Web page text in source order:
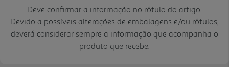
Deve confirmar a informação no rótulo do artigo.
Devido a possíveis alterações de embalagens e/ou rótulos,
deverá considerar sempre a informação que acompanha o
produto que recebe.